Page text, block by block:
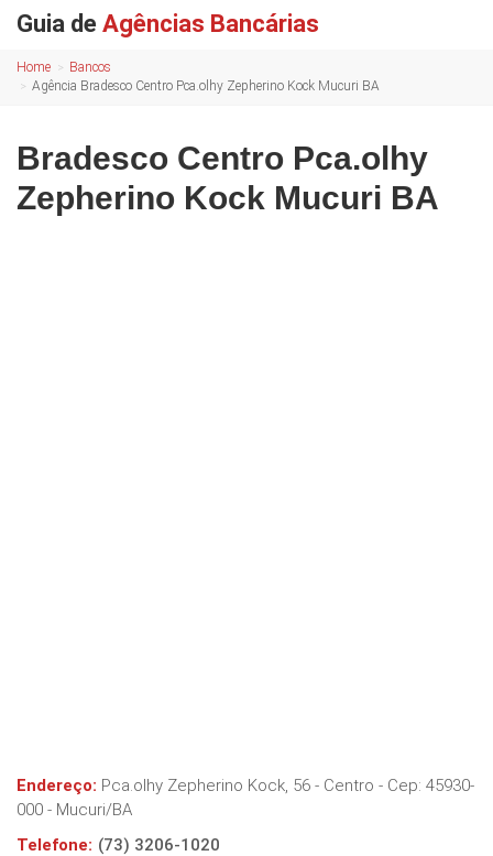
Guia de Agências Bancárias
Home
Bancos
Agência Bradesco Centro Pca.olhy Zepherino Kock Mucuri BA
Bradesco Centro Pca.olhy
Zepherino Kock Mucuri BA
Endereço: Pca.olhy Zepherino Kock, 56 - Centro - Cep: 45930-
000 - Mucuri/BA
Telefone: (73) 3206-1020